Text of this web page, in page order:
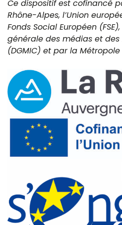
Ce dispositif est cofinancé
Rhône-Alpes, l’Union
Fonds Social Européen
générale des médias et
(DGMIC) et par la Métropole